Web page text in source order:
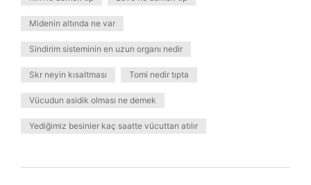
Midenin altında ne var
Sindirim sisteminin en uzun organı nedir
Skr neyin kısaltması Tomi nedir tıpta
Vücudun asidik olması ne demek
Yediğimiz besinler kaç saatte vücuttan atılır